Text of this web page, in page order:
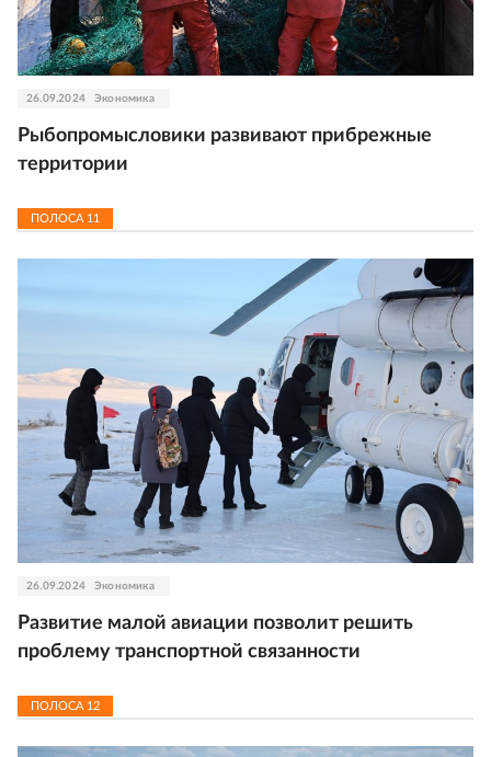
26.09.2024 Экономика
Рыбопромысловики развивают прибрежные
территории
ПОЛОСА 11
26.09.2024 Экономика
Развитие малой авиации позволит решить
проблему транспортной связанности
ПОЛОСА 12